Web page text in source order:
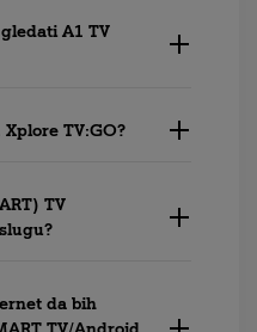
A1 TV
TV:GO?
TV
da bih